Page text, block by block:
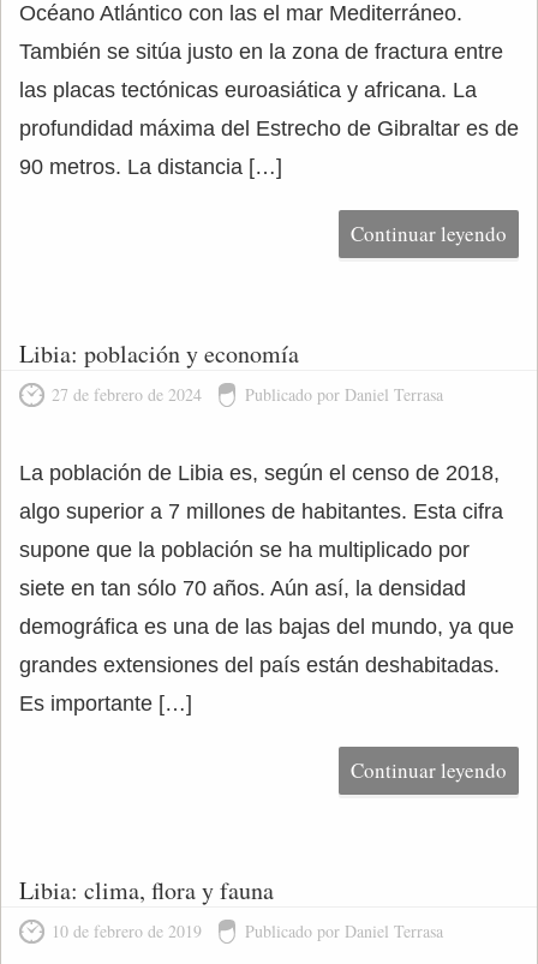
Océano Atlántico con las el mar Mediterráneo.
También se sitúa justo en la zona de fractura entre
las placas tectónicas euroasiática y africana. La
profundidad máxima del Estrecho de Gibraltar es de
90 metros. La distancia […]
Continuar leyendo
Libia: población y economía
27 de febrero de 2024 Publicado por Daniel Terrasa
La población de Libia es, según el censo de 2018,
algo superior a 7 millones de habitantes. Esta cifra
supone que la población se ha multiplicado por
siete en tan sólo 70 años. Aún así, la densidad
demográfica es una de las bajas del mundo, ya que
grandes extensiones del país están deshabitadas.
Es importante […]
Continuar leyendo
Libia: clima, flora y fauna
10 de febrero de 2019 Publicado por Daniel Terrasa